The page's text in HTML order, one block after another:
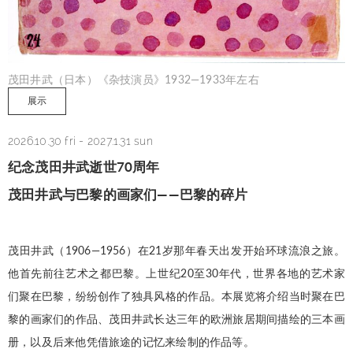
茂田井武（日本）《杂技演员》1932—1933年左右
展示
2026.10.30 fri - 2027.1.31 sun
纪念茂田井武逝世70周年
茂田井武与巴黎的画家们——巴黎的碎片
茂田井武（1906—1956）在21岁那年春天出发开始环球流浪之旅。
他首先前往艺术之都巴黎。上世纪20至30年代，世界各地的艺术家
们聚在巴黎，纷纷创作了独具风格的作品。本展览将介绍当时聚在巴
黎的画家们的作品、茂田井武长达三年的欧洲旅居期间描绘的三本画
册，以及后来他凭借旅途的记忆来绘制的作品等。